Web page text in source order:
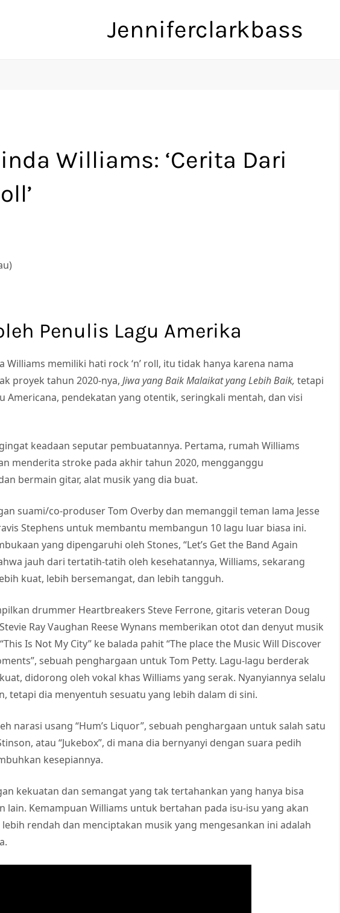
Jenniferclarkbass
Williams: ‘Cerita Dari
Penulis Lagu Amerika
Williams memiliki hati rock ‘n’ roll, itu tidak hanya karena nama
proyek tahun 2020-nya,Jiwa yang Baik Malaikat yang Lebih Baik,tetapi
Americana, pendekatan yang otentik, seringkali mentah, dan visi
keadaan seputar pembuatannya. Pertama, rumah Williams
menderita stroke pada akhir tahun 2020, mengganggu
bermain gitar, alat musik yang dia buat.
suami/co-produser Tom Overby dan memanggil teman lama Jesse
Stephens untuk membantu membangun 10 lagu luar biasa ini.
yang dipengaruhi oleh Stones, “Let’s Get the Band Again
jauh dari tertatih-tatih oleh kesehatannya, Williams, sekarang
kuat, lebih bersemangat, dan lebih tangguh.
drummer Heartbreakers Steve Ferrone, gitaris veteran Doug
Ray Vaughan Reese Wynans memberikan otot dan denyut musik
Is Not My City” ke balada pahit “The place the Music Will Discover
sebuah penghargaan untuk Tom Petty. Lagu-lagu berderak
didorong oleh vokal khas Williams yang serak. Nyanyiannya selalu
tetapi dia menyentuh sesuatu yang lebih dalam di sini.
narasi usang “Hum’s Liquor”, sebuah penghargaan untuk salah satu
atau “Jukebox”, di mana dia bernyanyi dengan suara pedih
kesepiannya.
kekuatan dan semangat yang tak tertahankan yang hanya bisa
lain. Kemampuan Williams untuk bertahan pada isu-isu yang akan
rendah dan menciptakan musik yang mengesankan ini adalah